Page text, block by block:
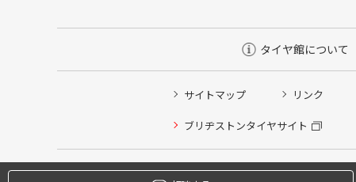
タイヤ館について
サイトマップ リンク
ブリヂストンタイヤサイト
タイヤ点検・安全点検/タイヤ履き替え/オイル交換/その
クローク契約会員専用タイヤ履き替え※タイヤ履き替え
本日のタイヤ履き替え順番待ち予約 ※クローク契約会員